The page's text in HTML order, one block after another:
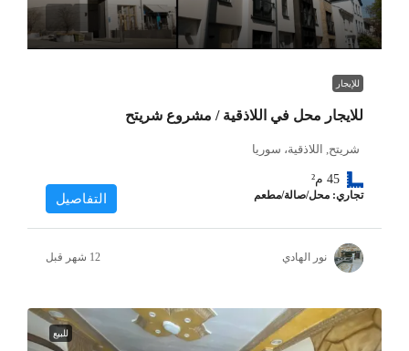
للإيجار
للايجار محل في اللاذقية / مشروع شريتح
شريتح, اللاذقية، سوريا
45 م²
تجاري: محل/صالة/مطعم التفاصيل
نور الهادي
للبيع